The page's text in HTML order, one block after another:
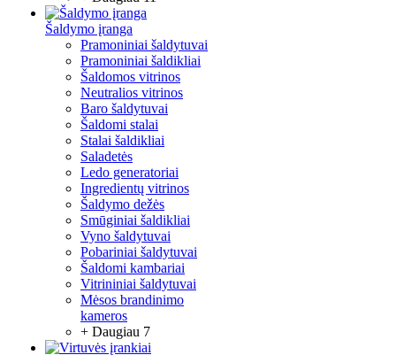
Šaldymo įranga
Pramoniniai šaldytuvai
Pramoniniai šaldikliai
Šaldomos vitrinos
Neutralios vitrinos
Baro šaldytuvai
Šaldomi stalai
Stalai šaldikliai
Saladetės
Ledo generatoriai
Ingredientų vitrinos
Šaldymo dežės
Smūginiai šaldikliai
Vyno šaldytuvai
Pobariniai šaldytuvai
Šaldomi kambariai
Vitrininiai šaldytuvai
Mėsos brandinimo
kameros
+ Daugiau 7